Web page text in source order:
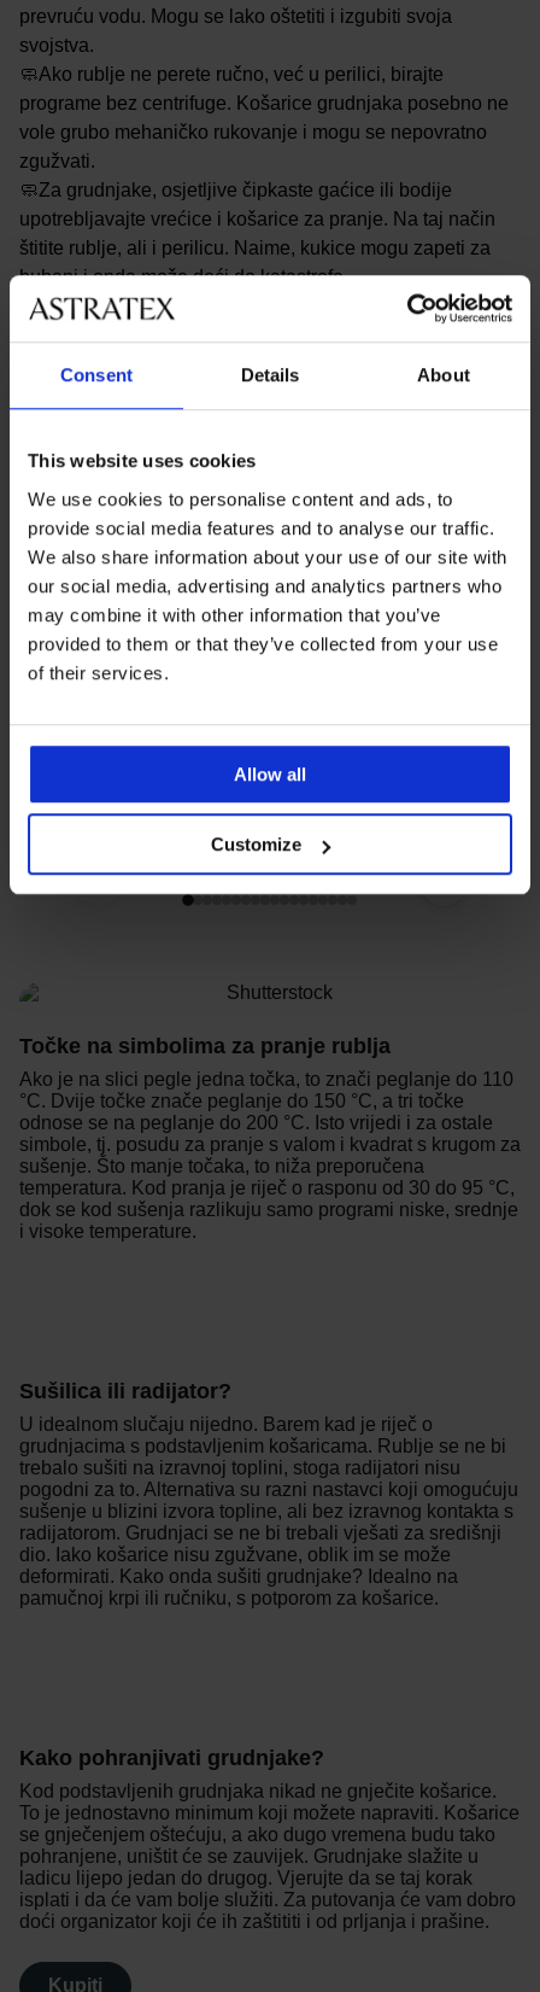
Consent Details About
This website uses cookies
We use cookies to personalise content and ads, to
provide social media features and to analyse our traffic.
We also share information about your use of our site with
our social media, advertising and analytics partners who
may combine it with other information that you’ve
provided to them or that they’ve collected from your use
of their services.
Allow all
Customize
prevruću vodu. Mogu se lako oštetiti i izgubiti svoja
svojstva.
🧼Ako rublje ne perete ručno, već u perilici, birajte
programe bez centrifuge. Košarice grudnjaka posebno ne
vole grubo mehaničko rukovanje i mogu se nepovratno
zgužvati.
🧼Za grudnjake, osjetljive čipkaste gaćice ili bodije
upotrebljavajte vrećice i košarice za pranje. Na taj način
štitite rublje, ali i perilicu. Naime, kukice mogu zapeti za
bubanj i onda može doći do katastrofe.
🧼Razvrstavajte rublje prema bojama. Ako svijetlo rublje
postati sivo ili dobiti ružnu žućkastu nijansu, a brže će se i
često rastezljivi i vrlo osjetljivi. Sušenjem gube elastičnost,
🧼Izbjegavajte deterdžente za pranje rublja u prahu. Mogu
stvarati grudice i ostaviti mrlje na rublju. Upotrebljavajte
deterdžente u gelu za osjetljivo rublje, koji imaju poseban
sastav.
🧼Zaboravite na omekšivač. Narušava elastičnost vlakana,
zbog čega rublje gubi svoju rastezljivost. Na primjer, opseg
grudnjaka će se brže razvući, a preostat će vam samo
Osnovni simboli za pranje
‹ ›
Točke na simbolima za pranje rublja
Ako je na slici pegle jedna točka, to znači peglanje do 110
°C. Dvije točke znače peglanje do 150 °C, a tri točke
odnose se na peglanje do 200 °C. Isto vrijedi i za ostale
simbole, tj. posudu za pranje s valom i kvadrat s krugom za
sušenje. Što manje točaka, to niža preporučena
temperatura. Kod pranja je riječ o rasponu od 30 do 95 °C,
dok se kod sušenja razlikuju samo programi niske, srednje
i visoke temperature.
Sušilica ili radijator?
U idealnom slučaju nijedno. Barem kad je riječ o
grudnjacima s podstavljenim košaricama. Rublje se ne bi
trebalo sušiti na izravnoj toplini, stoga radijatori nisu
pogodni za to. Alternativa su razni nastavci koji omogućuju
sušenje u blizini izvora topline, ali bez izravnog kontakta s
radijatorom. Grudnjaci se ne bi trebali vješati za središnji
dio. Iako košarice nisu zgužvane, oblik im se može
deformirati. Kako onda sušiti grudnjake? Idealno na
pamučnoj krpi ili ručniku, s potporom za košarice.
Kako pohranjivati grudnjake?
Kod podstavljenih grudnjaka nikad ne gnječite košarice.
To je jednostavno minimum koji možete napraviti. Košarice
se gnječenjem oštećuju, a ako dugo vremena budu tako
pohranjene, uništit će se zauvijek. Grudnjake slažite u
ladicu lijepo jedan do drugog. Vjerujte da se taj korak
isplati i da će vam bolje služiti. Za putovanja će vam dobro
doći organizator koji će ih zaštititi i od prljanja i prašine.
Kupiti